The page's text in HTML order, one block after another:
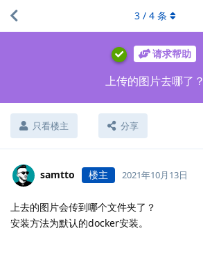
请求帮助
上传的图片去哪了？
只看楼主 分享
3 / 4 条
samtto 楼主 2021年10月13日
上去的图片会传到哪个文件夹了？
安装方法为默认的docker安装。